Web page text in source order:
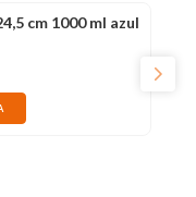
cm 1000 ml azul